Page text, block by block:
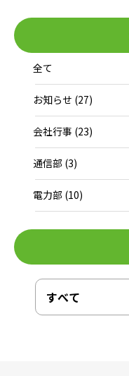
全て
お知らせ (27)
会社行事 (23)
通信部 (3)
電力部 (10)